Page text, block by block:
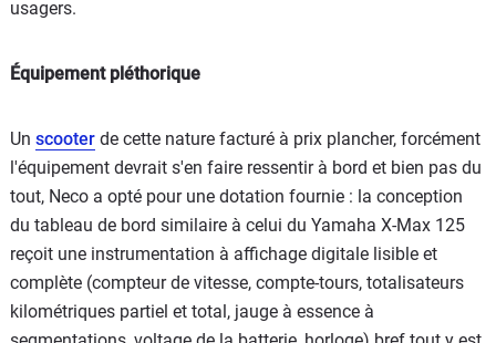
usagers.
Équipement pléthorique
Un scooter de cette nature facturé à prix plancher, forcément
l'équipement devrait s'en faire ressentir à bord et bien pas du
tout, Neco a opté pour une dotation fournie : la conception
du tableau de bord similaire à celui du Yamaha X-Max 125
reçoit une instrumentation à affichage digitale lisible et
complète (compteur de vitesse, compte-tours, totalisateurs
kilométriques partiel et total, jauge à essence à